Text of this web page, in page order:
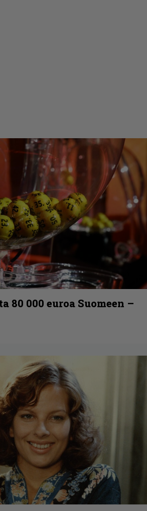
80 000 euroa Suomeen –